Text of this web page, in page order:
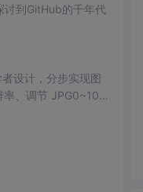
讨到GitHub的千年代
设计，分步实现图
率、调节 JPG0~100
处理图片的办公、
压缩配图，降低图
核心功能清单 双模